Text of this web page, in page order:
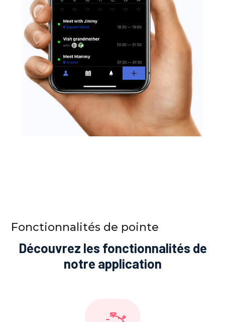
Fonctionnalités de pointe
Découvrez les fonctionnalités de
notre application